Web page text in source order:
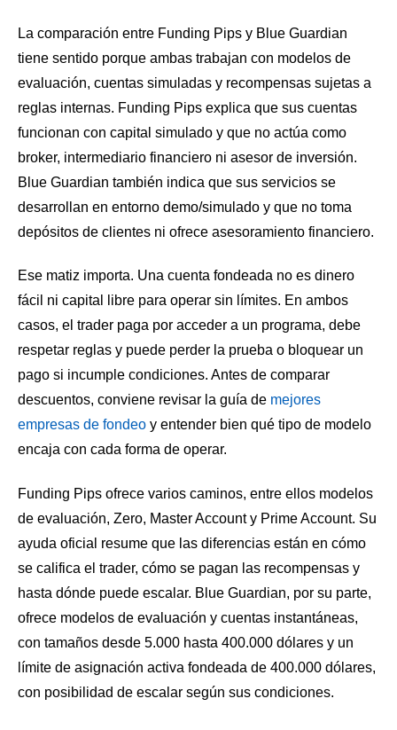
La comparación entre Funding Pips y Blue Guardian
tiene sentido porque ambas trabajan con modelos de
evaluación, cuentas simuladas y recompensas sujetas a
reglas internas. Funding Pips explica que sus cuentas
funcionan con capital simulado y que no actúa como
broker, intermediario financiero ni asesor de inversión.
Blue Guardian también indica que sus servicios se
desarrollan en entorno demo/simulado y que no toma
depósitos de clientes ni ofrece asesoramiento financiero.
Ese matiz importa. Una cuenta fondeada no es dinero
fácil ni capital libre para operar sin límites. En ambos
casos, el trader paga por acceder a un programa, debe
respetar reglas y puede perder la prueba o bloquear un
pago si incumple condiciones. Antes de comparar
descuentos, conviene revisar la guía de mejores
empresas de fondeo y entender bien qué tipo de modelo
encaja con cada forma de operar.
Funding Pips ofrece varios caminos, entre ellos modelos
de evaluación, Zero, Master Account y Prime Account. Su
ayuda oficial resume que las diferencias están en cómo
se califica el trader, cómo se pagan las recompensas y
hasta dónde puede escalar. Blue Guardian, por su parte,
ofrece modelos de evaluación y cuentas instantáneas,
con tamaños desde 5.000 hasta 400.000 dólares y un
límite de asignación activa fondeada de 400.000 dólares,
con posibilidad de escalar según sus condiciones.